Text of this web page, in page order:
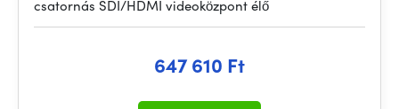
csatornás SDI/HDMI videoközpont élő
647 610 Ft